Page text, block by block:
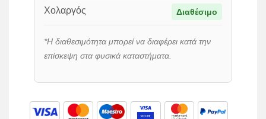
Χολαργός Διαθέσιμο
*Η διαθεσιμότητα μπορεί να διαφέρει κατά την
επίσκεψη στα φυσικά καταστήματα.